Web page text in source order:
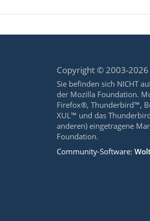
Copyright © 2003-
Sie befinden sich NICHT
der Mozilla Foundation.
Firefox®, Thunderbird™,
XUL™ und das
anderen) eingetragene
Foundation.
Community-Software: